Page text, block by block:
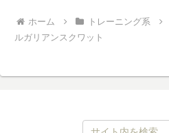
ホーム トレーニング系
ルガリアンスクワット